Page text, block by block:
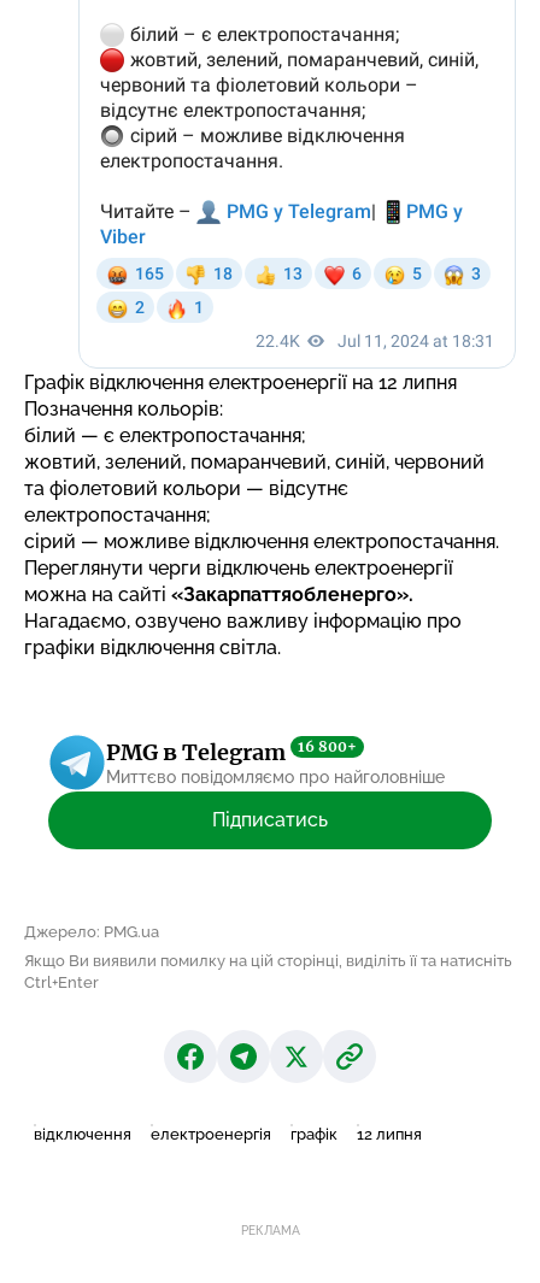
Графік відключення електроенергії на 12 липня
Позначення кольорів:
білий — є електропостачання;
жовтий, зелений, помаранчевий, синій, червоний
та фіолетовий кольори — відсутнє
електропостачання;
сірий — можливе відключення електропостачання.
Переглянути черги відключень електроенергії
можна на сайті «Закарпаттяобленерго».
Нагадаємо, озвучено важливу інформацію про
графіки відключення світла.
PMG в Telegram 16 800+
Миттєво повідомляємо про найголовніше
Підписатись
Джерело: PMG.ua
Якщо Ви виявили помилку на цій сторінці, виділіть її та натисніть
Ctrl+Enter
відключення електроенергія графік 12 липня
РЕКЛАМА